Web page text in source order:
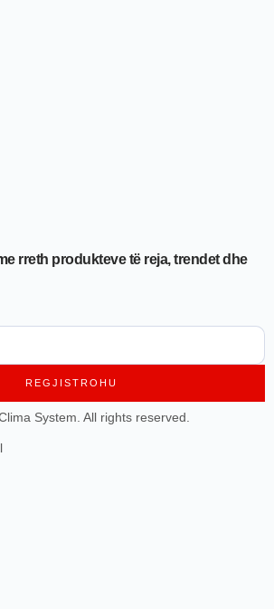
rreth produkteve të reja, trendet dhe
REGJISTROHU
System. All rights reserved.